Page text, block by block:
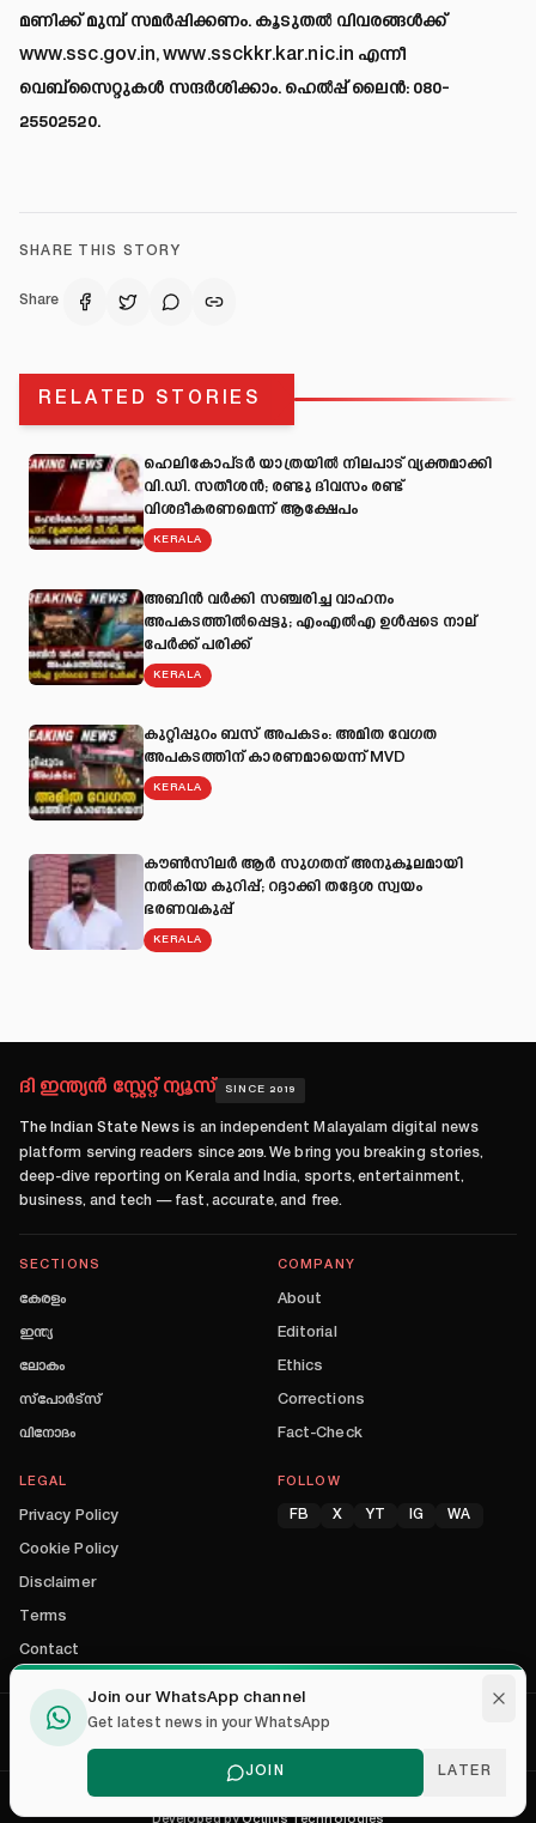
മണിക്ക് മുമ്പ് സമർപ്പിക്കണം. കൂടുതൽ വിവരങ്ങൾക്ക്
www.ssc.gov.in,www.ssckkr.kar.nic.in എന്നീ
വെബ്‌സൈറ്റുകൾ സന്ദർശിക്കാം. ഹെൽപ്പ് ലൈൻ: 080-
25502520.
SHARE THIS STORY
Share
RELATED STORIES
ഹെലികോപ്ടർ യാത്രയിൽ നിലപാട് വ്യക്തമാക്കി
വി.ഡി. സതീശൻ; രണ്ടു ദിവസം രണ്ട്
വിശദീകരണമെന്ന് ആക്ഷേപം
KERALA
അബിന്‍ വര്‍ക്കി സഞ്ചരിച്ച വാഹനം
അപകടത്തില്‍പ്പെട്ടു; എംഎല്‍എ ഉള്‍പ്പടെ നാല്
പേര്‍ക്ക് പരിക്ക്
KERALA
കുറ്റിപ്പുറം ബസ് അപകടം: അമിത വേഗത
അപകടത്തിന് കാരണമായെന്ന് MVD
KERALA
കൗൺസിലർ ആർ സുഗതന് അനുകൂലമായി
നല്‍കിയ കുറിപ്പ്; റദ്ദാക്കി തദ്ദേശ സ്വയം
ഭരണവകുപ്പ്
KERALA
ദി ഇന്ത്യൻ സ്റ്റേറ്റ് ന്യൂസ് SINCE 2019
The Indian State News is an independent Malayalam digital news
platform serving readers since 2019. We bring you breaking stories,
deep-dive reporting on Kerala and India, sports, entertainment,
business, and tech — fast, accurate, and free.
SECTIONS
കേരളം
ഇന്ത്യ
ലോകം
സ്പോർട്സ്
വിനോദം
COMPANY
About
Editorial
Ethics
Corrections
Fact-Check
LEGAL
Privacy Policy
Cookie Policy
Disclaimer
Terms
Contact
FOLLOW
FB X YT IG WA
PRIVACY POLICY COOKIE POLICY
©2026The Indian State News. All rights reserved.
Developed byOctilus Technologies
Join our WhatsApp channel
Get latest news in your WhatsApp
JOIN LATER